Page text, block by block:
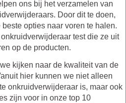
ons bij het verzamelen van
Door dit te doen,
opties naar voren te halen.
test die ze uit
op de producten.
kijken naar de kwaliteit van de
hier kunnen we niet alleen
onkruidverwijderaar is, maar ook
zijn voor in onze top 10